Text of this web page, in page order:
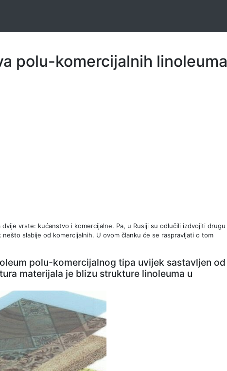
polu-komercijalnih linoleuma
vrste: kućanstvo i komercijalne. Pa, u Rusiji su odlučili izdvojiti drugu
slabije od komercijalnih. U ovom članku će se raspravljati o tom
polu-komercijalnog tipa uvijek sastavljen od
materijala je blizu strukture linoleuma u